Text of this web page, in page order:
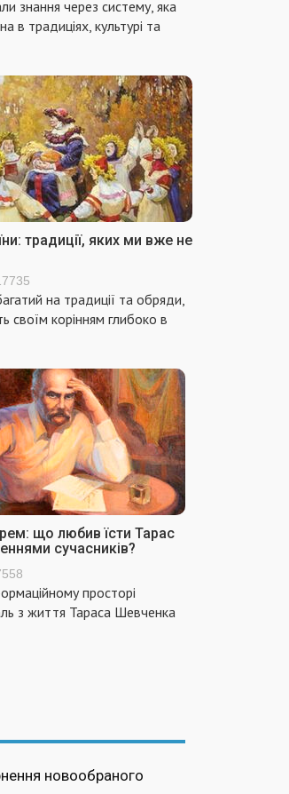
знання через систему, яка
в традиціях, культурі та
традиції, яких ми вже не
на традиції та обряди,
своїм корінням глибоко в
що любив їсти Тарас
сучасників?
просторі
з життя Тараса Шевченка
новообраного